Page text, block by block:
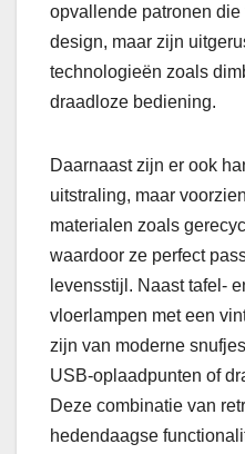
opvallende patronen
design, maar zijn
technologieën zoals
draadloze bediening.
Daarnaast zijn er ook
uitstraling, maar
materialen zoals
waardoor ze perfect
levensstijl. Naast tafel-
vloerlampen met een
zijn van moderne
USB-oplaadpunten of
Deze combinatie van
hedendaagse